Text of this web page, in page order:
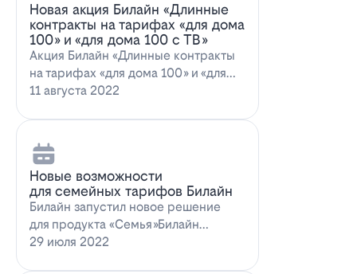
Новая акция Билайн «Длинные
контракты на тарифах «для дома
100» и «для дома 100 с ТВ»
Акция Билайн «Длинные контракты
на тарифах «для дома 100» и «для
дома 100 с…
11 августа 2022
Новые возможности
для семейных тарифов Билайн
Билайн запустил новое решение
для продукта «Семья»Билайн
объявил о запуске новых возможн…
29 июля 2022